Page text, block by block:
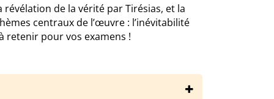
de la vérité par Tirésias, et la
centraux de l’œuvre : l’inévitabilité
retenir pour vos examens !